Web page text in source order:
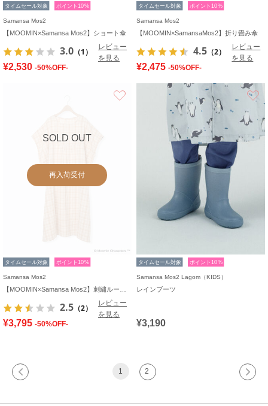
タイムセール対象 ポイント10%
Samansa Mos2
【MOOMIN×Samansa Mos2】ショート傘
3.0 （1）
レビュー
を見る
¥2,530 -50%OFF-
タイムセール対象 ポイント10%
Samansa Mos2
【MOOMIN×SamansaMos2】折り畳み傘
4.5 （2）
レビュー
を見る
¥2,475 -50%OFF-
SOLD OUT
再入荷受付
お気に入り
タイムセール対象 ポイント10%
Samansa Mos2
2.5 （2）
レビュー
を見る
¥3,795 -50%OFF-
タイムセール対象 ポイント10%
Samansa Mos2 Lagom（KIDS）
レインブーツ
¥3,190
1 2